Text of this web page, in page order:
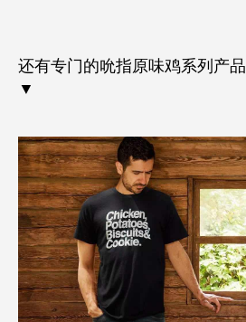
还有专门的吮指原味鸡系列产品
▼